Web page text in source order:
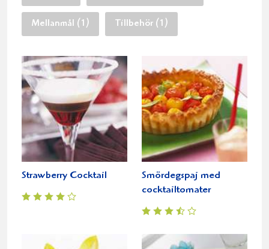
Mellanmål (1) Tillbehör (1)
Strawberry Cocktail
Smördegspaj med
cocktailtomater